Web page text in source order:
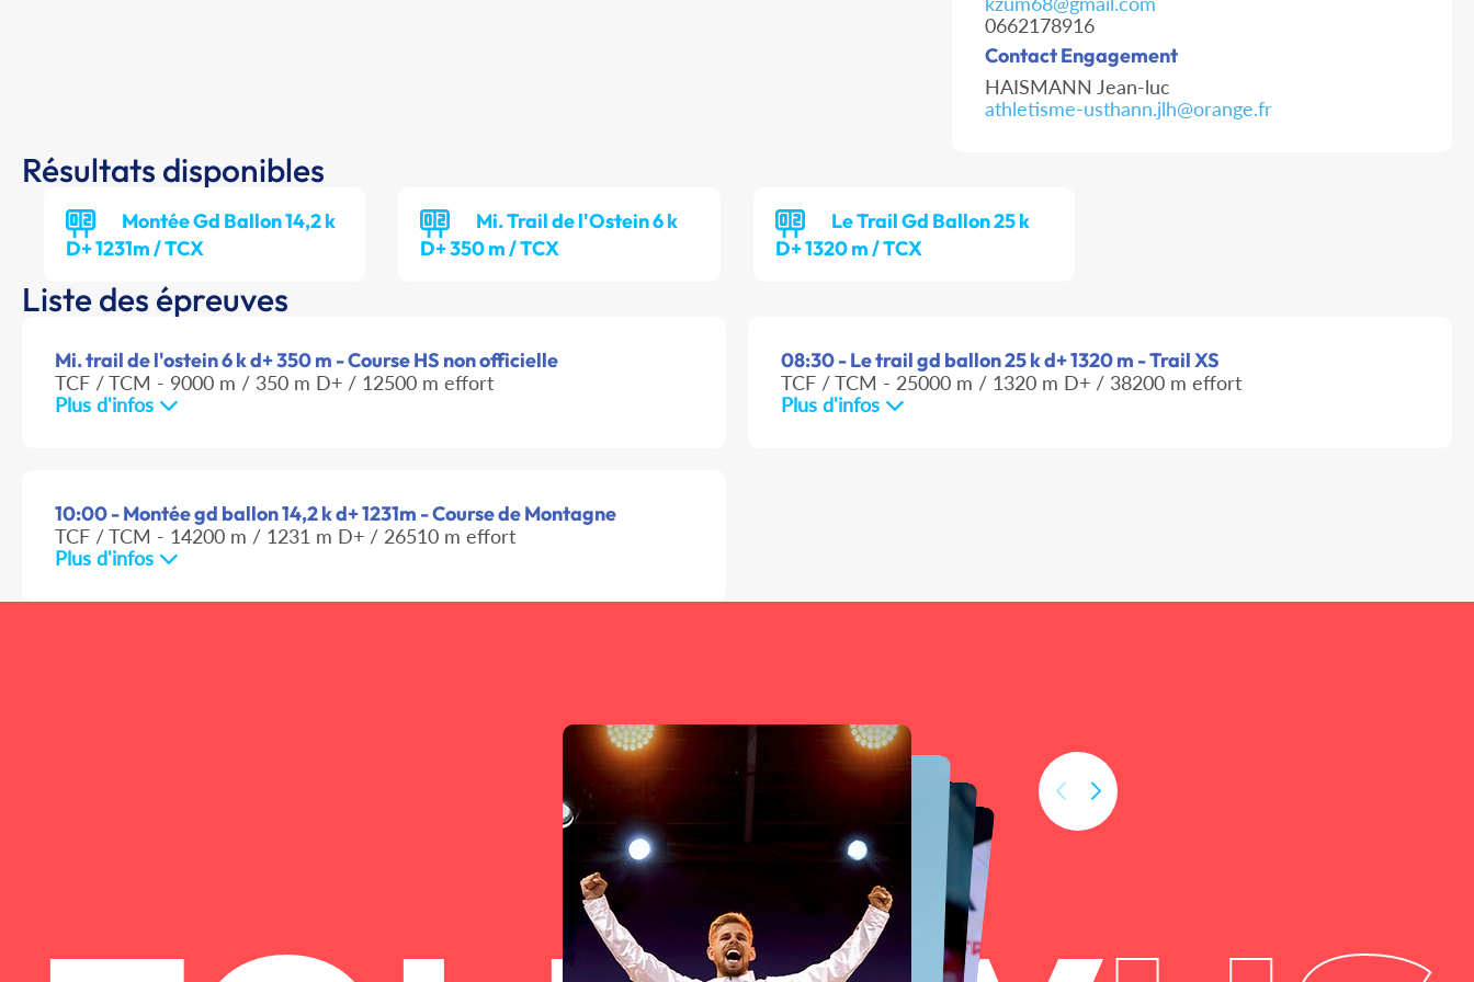
0662178916
Contact Engagement
HAISMANN Jean-luc
athletisme-usthann.jlh@orange.fr
Résultats disponibles
Montée Gd Ballon 14,2 k
D+ 1231m / TCX
Mi. Trail de l'Ostein 6 k
D+ 350 m / TCX
Le Trail Gd Ballon 25 k
D+ 1320 m / TCX
Liste des épreuves
Mi. trail de l'ostein 6 k d+ 350 m - Course HS non officielle
TCF / TCM - 9000 m / 350 m D+ / 12500 m effort
Plus d'infos
08:30 - Le trail gd ballon 25 k d+ 1320 m - Trail XS
TCF / TCM - 25000 m / 1320 m D+ / 38200 m effort
Plus d'infos
10:00 - Montée gd ballon 14,2 k d+ 1231m - Course de Montagne
TCF / TCM - 14200 m / 1231 m D+ / 26510 m effort
Plus d'infos